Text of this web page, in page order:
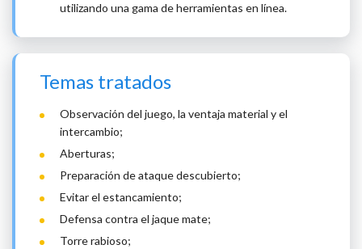
utilizando una gama de herramientas en línea.
Temas tratados
Observación del juego, la ventaja material y el
intercambio;
Aberturas;
Preparación de ataque descubierto;
Evitar el estancamiento;
Defensa contra el jaque mate;
Torre rabioso;